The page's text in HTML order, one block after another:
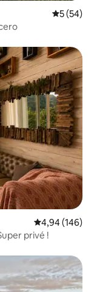
Note
5 (54)
Note
4,94 (146)
privé !
aimés